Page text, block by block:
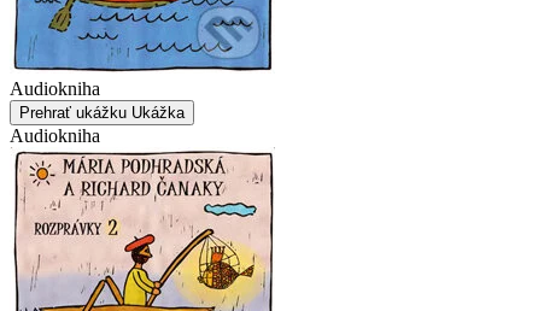
Audiokniha
Prehrať ukážku Ukážka
Audiokniha